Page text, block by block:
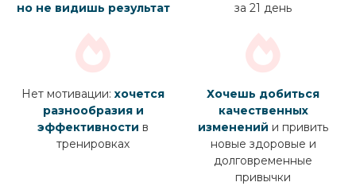
но не видишь результат
за 21 день
Нет мотивации: хочется
разнообразия и
эффективности в
тренировках
Хочешь добиться
качественных
изменений и привить
новые здоровые и
долговременные
привычки